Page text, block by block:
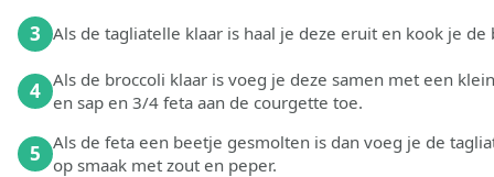
3 Als de tagliatelle klaar is haal je deze eruit en kook je
4 Als de broccoli klaar is voeg je deze samen met een
en sap en 3/4 feta aan de courgette toe.
5 Als de feta een beetje gesmolten is dan voeg je de
op smaak met zout en peper.